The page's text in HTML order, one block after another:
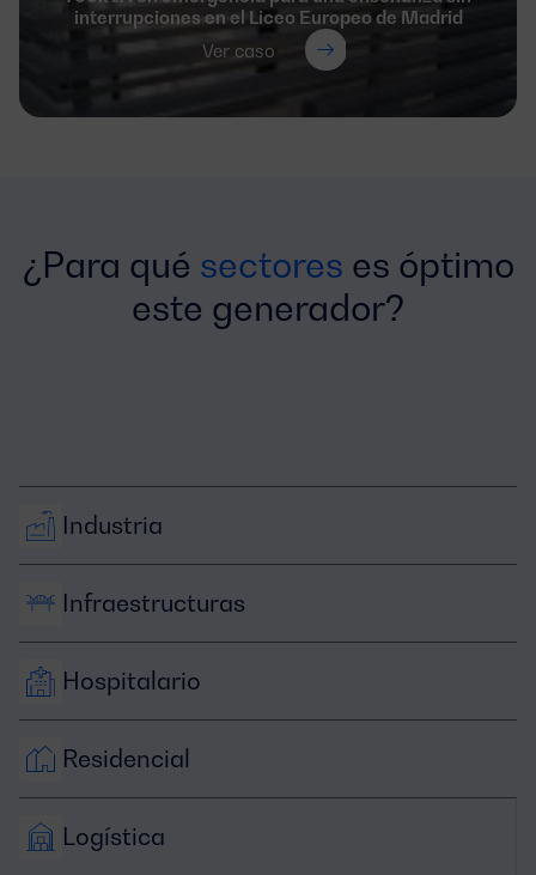
interrupciones en el Liceo Europeo de Madrid
Ver caso
¿Para qué sectores es óptimo
este generador?
Industria
Infraestructuras
Hospitalario
Residencial
Logística